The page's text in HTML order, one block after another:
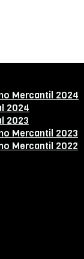
Mercantil 2024
2024
2023
Mercantil 2023
Mercantil 2022